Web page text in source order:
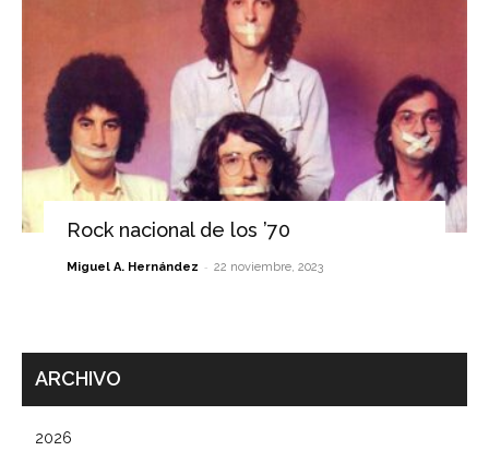
Rock nacional de los ’70
Miguel A. Hernández - 22 noviembre, 2023
ARCHIVO
2026